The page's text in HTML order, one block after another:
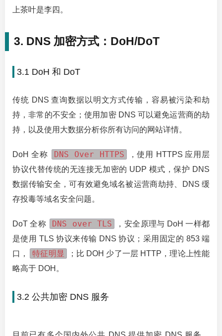
上茶叶是李四。
3. DNS 加密方式：DoH/DoT
3.1 DoH 和 DoT
传统 DNS 查询数据以明文方式传输，容易被污染和劫
持，非常的不安全；使用加密 DNS 可以避免运营商的劫
持，以及使用大数据分析你所有访问的网站详情。
DoH 全称 DNS Over HTTPS
，使用 HTTPS 应用层
协议代替传统的无连接无加密的 UDP 模式，保护 DNS
数据传输安全，可有效避免域名被运营商劫持、DNS 缓
存投毒等域名安全问题。
DoT 全称 DNS over TLS
，安全原理与 DoH 一样都
是使用 TLS 协议来传输 DNS 协议；采用固定的 853 端
口，
特征明显
；比 DOH 少了一层 HTTP，理论上性能
略高于 DOH。
3.2 公共加密 DNS 服务